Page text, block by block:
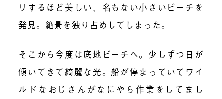
リするほど美しい、名もない小さいビーチを
発見。絶景を独り占めしてしまった。
そこから今度は底地ビーチへ。少しずつ日が
傾いてきて綺麗な光。船が停まっていてワイ
ルドなおじさんがなにやら作業をしてまし